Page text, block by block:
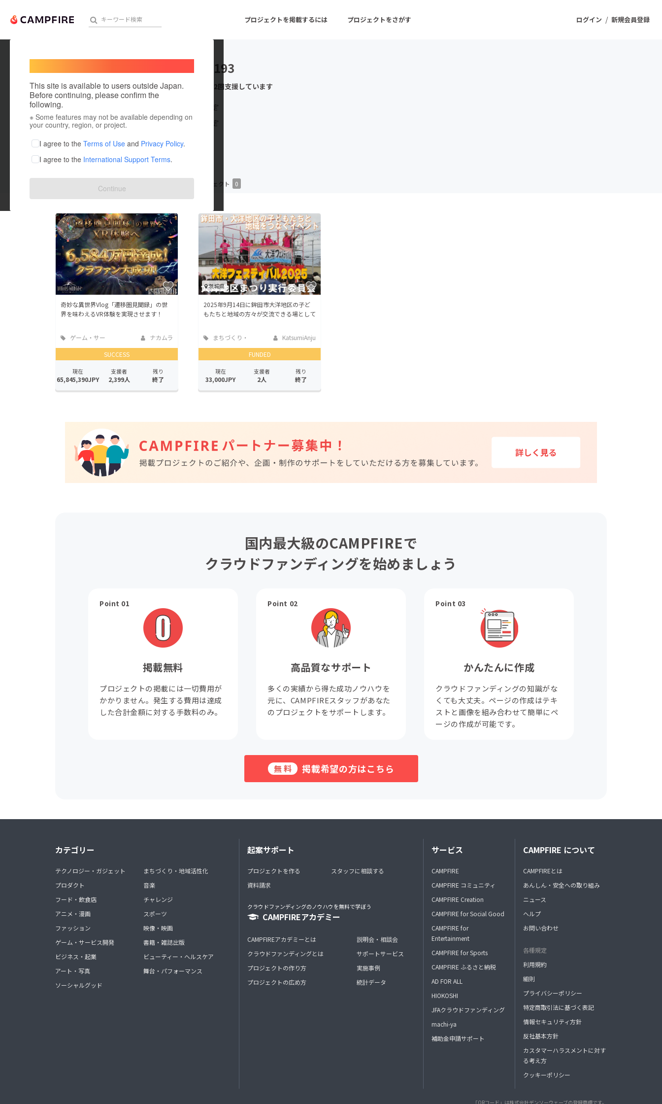
ログイン / 新規会員登録
プロジェクトを掲載するには プロジェクトをさがす
人気のプロジェクト 注目のリターン 注目の新着プロジェクト
アート・写真
テクノロジー・ガジェット
映像・映画
ビジネス・起業
チャレンジ
まちづくり・地域活性化
CAMPFIRE for Social Good
CAMPFIREふるさと納税
This site is available to users outside Japan.
Before continuing, please confirm the
following.
※ Some features may not be available depending on
your country, region, or project.
I agree to the Terms of Use and Privacy Policy.
I agree to the International Support Terms.
Continue
Aquila0193
これまでに2回支援しています
在住国：未設定
出身国：未設定
プロジェクト 0
奇妙な異世界Vlog「遷移圏見聞録」の世
界を味わえるVR体験を実現させます！
ゲーム・サー
ナカムラ
SUCCESS
現在
65,845,390JPY
支援者
2,399人
残り
終了
茨城県
2025年9月14日に鉾田市大洋地区の子ど
もたちと地域の方々が交流できる場として
まちづくり・
KatsumiAnju
FUNDED
現在
33,000JPY
支援者
2人
残り
終了
国内最大級のCAMPFIREで
クラウドファンディングを始めましょう
Point 01
掲載無料
プロジェクトの掲載には一切費用が
かかりません。発生する費用は達成
した合計金額に対する手数料のみ。
Point 02
高品質なサポート
多くの実績から得た成功ノウハウを
元に、CAMPFIREスタッフがあなた
のプロジェクトをサポートします。
Point 03
かんたんに作成
クラウドファンディングの知識がな
くても大丈夫。ページの作成はテキ
ストと画像を組み合わせて簡単にペ
ージの作成が可能です。
無料 掲載希望の方はこちら
カテゴリー
テクノロジー・ガジェット
プロダクト
フード・飲食店
アニメ・漫画
ファッション
ゲーム・サービス開発
ビジネス・起業
アート・写真
ソーシャルグッド
まちづくり・地域活性化
音楽
チャレンジ
スポーツ
映像・映画
書籍・雑誌出版
ビューティー・ヘルスケア
舞台・パフォーマンス
起案サポート
プロジェクトを作る
資料請求
スタッフに相談する
クラウドファンディングのノウハウを無料で学ぼう
CAMPFIREアカデミー
CAMPFIREアカデミーとは
クラウドファンディングとは
プロジェクトの作り方
プロジェクトの広め方
説明会・相談会
サポートサービス
実施事例
統計データ
サービス
CAMPFIRE
CAMPFIRE コミュニティ
CAMPFIRE Creation
CAMPFIRE for Social Good
CAMPFIRE for
Entertainment
CAMPFIRE for Sports
CAMPFIRE ふるさと納税
AD FOR ALL
HIOKOSHI
JFAクラウドファンディング
machi-ya
補助金申請サポート
CAMPFIRE について
CAMPFIREとは
あんしん・安全への取り組み
ニュース
ヘルプ
お問い合わせ
各種規定
利用規約
細則
プライバシーポリシー
特定商取引法に基づく表記
情報セキュリティ方針
反社基本方針
カスタマーハラスメントに対す
る考え方
クッキーポリシー
「QRコード」は株式会社デンソーウェーブの登録商標です。